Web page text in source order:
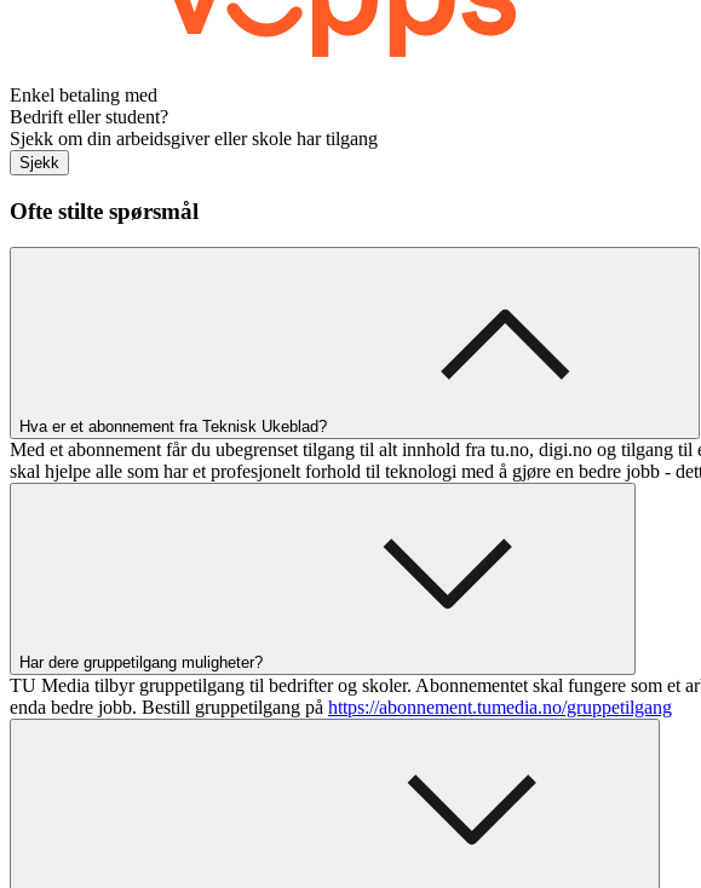
Enkel betaling med
Bedrift eller student?
Sjekk om din arbeidsgiver eller skole har tilgang
Sjekk
Ofte stilte spørsmål
Hva er et abonnement fra Teknisk Ukeblad?
Med et abonnement får du ubegrenset tilgang til alt innhold fra tu.no, digi.no og tilgang
skal hjelpe alle som har et profesjonelt forhold til teknologi med å gjøre en bedre jobb -
Har dere gruppetilgang muligheter?
TU Media tilbyr gruppetilgang til bedrifter og skoler. Abonnementet skal fungere som et
enda bedre jobb. Bestill gruppetilgang på https://abonnement.tumedia.no/gruppetilgang